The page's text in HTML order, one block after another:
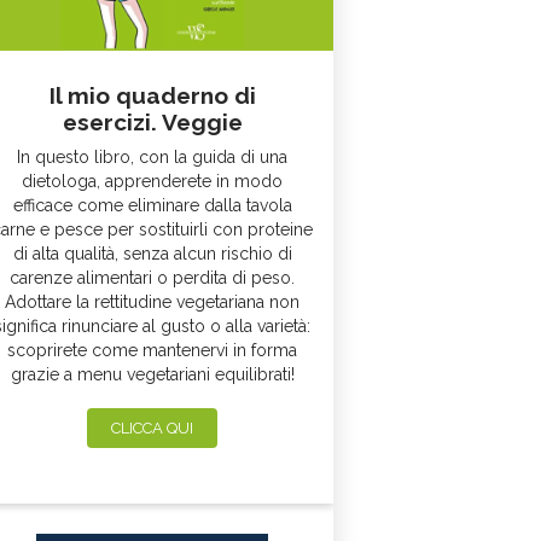
Il mio quaderno di
esercizi. Veggie
In questo libro, con la guida di una
dietologa, apprenderete in modo
efficace come eliminare dalla tavola
e pesce per sostituirli con proteine
di alta qualità, senza alcun rischio di
carenze alimentari o perdita di peso.
Adottare la rettitudine vegetariana non
rinunciare al gusto o alla varietà:
scoprirete come mantenervi in forma
grazie a menu vegetariani equilibrati!
CLICCA QUI